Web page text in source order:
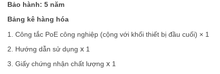
Bảo hành: 5 năm
Bảng kê hàng hóa
1. Công tắc PoE công nghiệp (cộng với khối thiết bị đầu cuối) × 1
2. Hướng dẫn sử dụng ⅹ 1
3. Giấy chứng nhận chất lượng ⅹ 1